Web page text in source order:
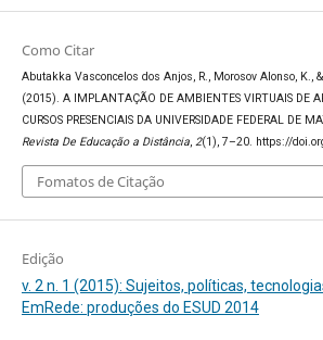
Como Citar
Abutakka Vasconcelos dos Anjos, R., Morosov Alonso, K.,
(2015). A IMPLANTAÇÃO DE AMBIENTES VIRTUAIS DE
CURSOS PRESENCIAIS DA UNIVERSIDADE FEDERAL DE
Revista De Educação a Distância, 2(1), 7–20. https://
Fomatos de Citação
Edição
v. 2 n. 1 (2015): Sujeitos, políticas,
EmRede: produções do ESUD 2014